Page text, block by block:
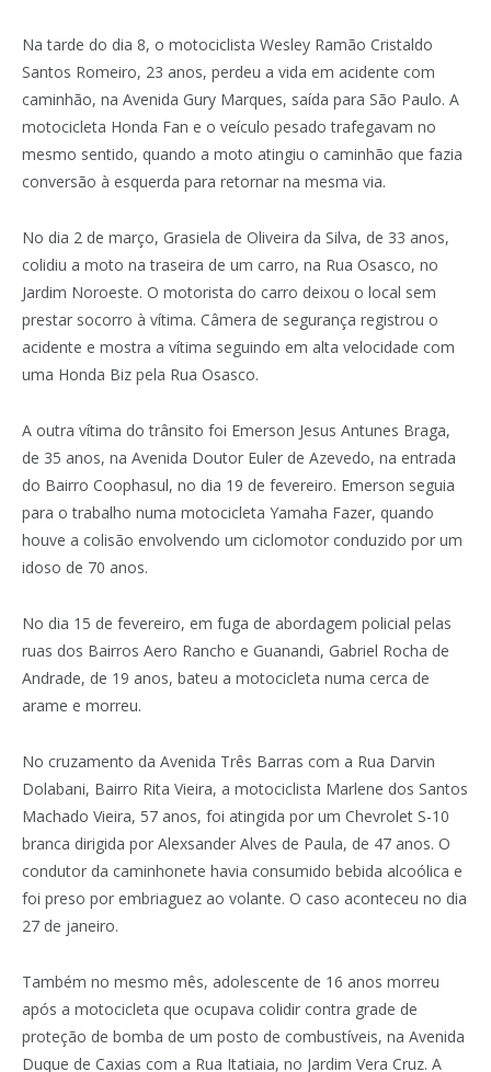
Na tarde do dia 8, o motociclista Wesley Ramão Cristaldo
Santos Romeiro, 23 anos, perdeu a vida em acidente com
caminhão, na Avenida Gury Marques, saída para São Paulo. A
motocicleta Honda Fan e o veículo pesado trafegavam no
mesmo sentido, quando a moto atingiu o caminhão que fazia
conversão à esquerda para retornar na mesma via.
No dia 2 de março, Grasiela de Oliveira da Silva, de 33 anos,
colidiu a moto na traseira de um carro, na Rua Osasco, no
Jardim Noroeste. O motorista do carro deixou o local sem
prestar socorro à vítima. Câmera de segurança registrou o
acidente e mostra a vítima seguindo em alta velocidade com
uma Honda Biz pela Rua Osasco.
A outra vítima do trânsito foi Emerson Jesus Antunes Braga,
de 35 anos, na Avenida Doutor Euler de Azevedo, na entrada
do Bairro Coophasul, no dia 19 de fevereiro. Emerson seguia
para o trabalho numa motocicleta Yamaha Fazer, quando
houve a colisão envolvendo um ciclomotor conduzido por um
idoso de 70 anos.
No dia 15 de fevereiro, em fuga de abordagem policial pelas
ruas dos Bairros Aero Rancho e Guanandi, Gabriel Rocha de
Andrade, de 19 anos, bateu a motocicleta numa cerca de
arame e morreu.
No cruzamento da Avenida Três Barras com a Rua Darvin
Dolabani, Bairro Rita Vieira, a motociclista Marlene dos Santos
Machado Vieira, 57 anos, foi atingida por um Chevrolet S-10
branca dirigida por Alexsander Alves de Paula, de 47 anos. O
condutor da caminhonete havia consumido bebida alcoólica e
foi preso por embriaguez ao volante. O caso aconteceu no dia
27 de janeiro.
Também no mesmo mês, adolescente de 16 anos morreu
após a motocicleta que ocupava colidir contra grade de
proteção de bomba de um posto de combustíveis, na Avenida
Duque de Caxias com a Rua Itatiaia, no Jardim Vera Cruz. A